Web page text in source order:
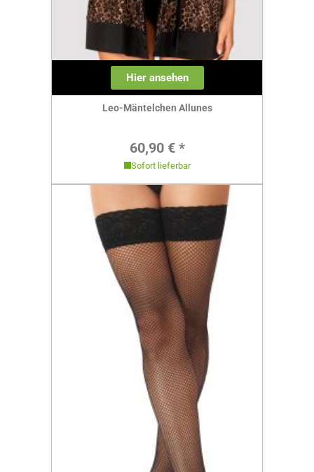
Hier ansehen
Leo-Mäntelchen Allunes
Regulärer Preis:
60,90 € *
Sofort lieferbar